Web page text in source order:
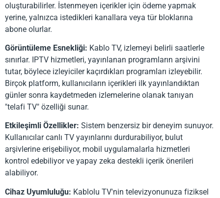
oluşturabilirler. İstenmeyen içerikler için ödeme yapmak
yerine, yalnızca istedikleri kanallara veya tür bloklarına
abone olurlar.
Görüntüleme Esnekliği: Kablo TV, izlemeyi belirli saatlerle
sınırlar. IPTV hizmetleri, yayınlanan programların arşivini
tutar, böylece izleyiciler kaçırdıkları programları izleyebilir.
Birçok platform, kullanıcıların içerikleri ilk yayınlandıktan
günler sonra kaydetmeden izlemelerine olanak tanıyan
"telafi TV" özelliği sunar.
Etkileşimli Özellikler: Sistem benzersiz bir deneyim sunuyor.
Kullanıcılar canlı TV yayınlarını durdurabiliyor, bulut
arşivlerine erişebiliyor, mobil uygulamalarla hizmetleri
kontrol edebiliyor ve yapay zeka destekli içerik önerileri
alabiliyor.
Cihaz Uyumluluğu: Kablolu TV'nin televizyonunuza fiziksel